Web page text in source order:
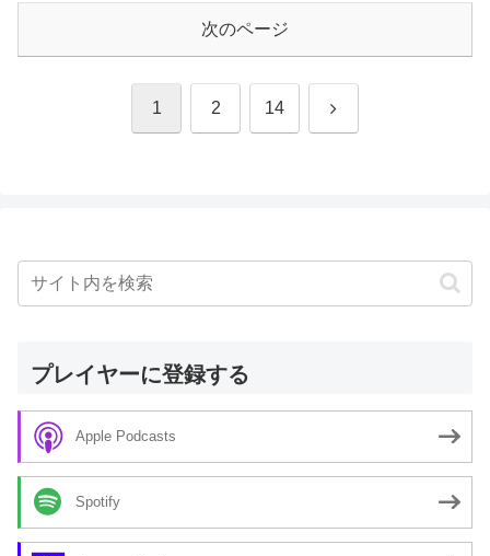
次のページ
1 2 14 次
プレイヤーに登録する
Apple Podcasts
Spotify